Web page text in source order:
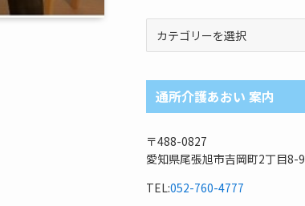
ロ
グ
記
カ
テ
ゴ
通所介護あおい 案内
〒488-0827
愛知県尾張旭市吉岡町2丁目8-9
TEL:052-760-4777